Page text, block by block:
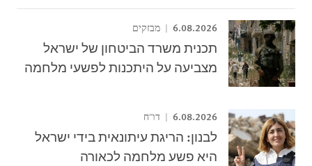
6.08.2026 מבזקים
תכנית משרד הביטחון של ישראל
מצביעה על היתכנות לפשעי מלחמה
6.08.2026 דו"ח
לבנון: הריגת עיתונאית בידי ישראל
היא פשע מלחמה לכאורה